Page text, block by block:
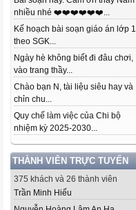
nhiều nhé ❤️❤️❤️❤️❤️❤️...
Kế hoạch bài soạn giáo án lớp 1
theo SGK...
Ngày hè không biết đi đâu chơi,
vào trang thầy...
Chào bạn N, tài liệu siêu hay và
chỉn chu...
Quy chế làm việc của Chi bộ
nhiệm kỳ 2025-2030...
THÀNH VIÊN TRỰC TUYẾN
375 khách và 26 thành viên
Trần Minh Hiếu